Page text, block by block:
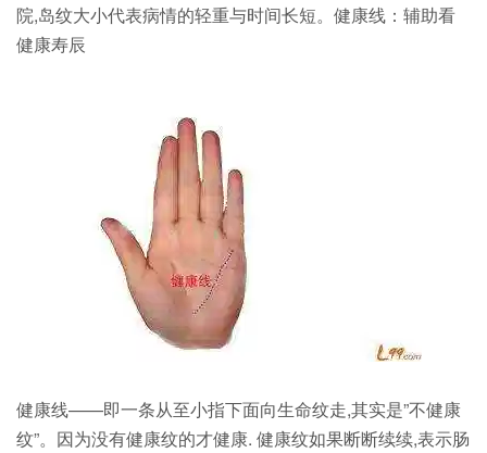
院,岛纹大小代表病情的轻重与时间长短。健康线：辅助看
健康寿辰
健康线——即一条从至小指下面向生命纹走,其实是”不健康
纹”。因为没有健康纹的才健康. 健康纹如果断断续续,表示肠